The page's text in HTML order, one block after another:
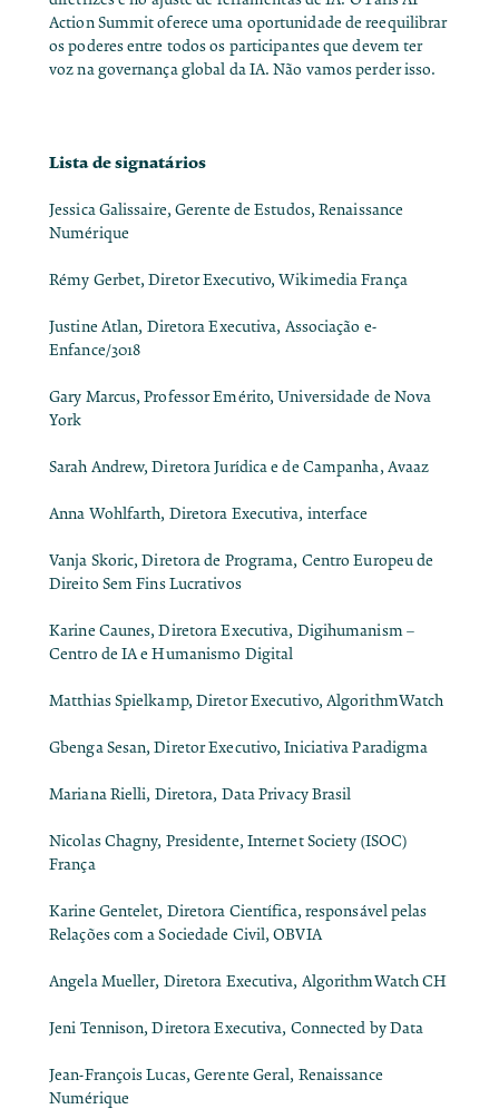
Action Summit oferece uma oportunidade de reequilibrar
os poderes entre todos os participantes que devem ter
voz na governança global da IA. Não vamos perder isso.
Lista de signatários
Jessica Galissaire, Gerente de Estudos, Renaissance
Numérique
Rémy Gerbet, Diretor Executivo, Wikimedia França
Justine Atlan, Diretora Executiva, Associação e-
Enfance/3018
Gary Marcus, Professor Emérito, Universidade de Nova
York
Sarah Andrew, Diretora Jurídica e de Campanha, Avaaz
Anna Wohlfarth, Diretora Executiva, interface
Vanja Skoric, Diretora de Programa, Centro Europeu de
Direito Sem Fins Lucrativos
Karine Caunes, Diretora Executiva, Digihumanism –
Centro de IA e Humanismo Digital
Matthias Spielkamp, ​​Diretor Executivo, AlgorithmWatch
Gbenga Sesan, Diretor Executivo, Iniciativa Paradigma
Mariana Rielli, Diretora, Data Privacy Brasil
Nicolas Chagny, Presidente, Internet Society (ISOC)
França
Karine Gentelet, Diretora Científica, responsável pelas
Relações com a Sociedade Civil, OBVIA
Angela Mueller, Diretora Executiva, AlgorithmWatch CH
Jeni Tennison, Diretora Executiva, Connected by Data
Jean-François Lucas, Gerente Geral, Renaissance
Numérique